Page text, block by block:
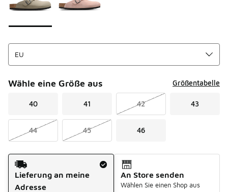
Wähle eine Größe aus Größentabelle
40 41 42 43
44 45 46
Versandart
Lieferung an meine
Adresse
An Store senden
Wählen Sie einen Shop aus